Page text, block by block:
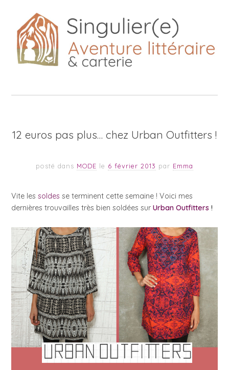
12 euros pas plus… chez Urban Outfitters !
posté dans MODE le 6 février 2013 par Emma
Vite lessoldes se terminent cette semaine ! Voici mes
dernières trouvailles très bien soldées surUrban Outfitters !